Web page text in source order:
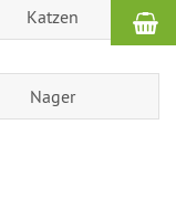
Katzen
Nager